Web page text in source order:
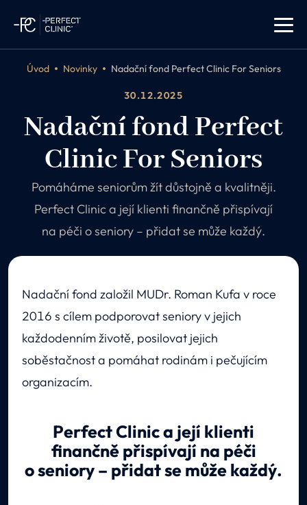
Úvod Novinky Nadační fond Perfect Clinic For Seniors
30.12.2025
Nadační fond Perfect
Clinic For Seniors
Pomáháme seniorům žít důstojně a kvalitněji.
Perfect Clinic a její klienti finančně přispívají
na péči o seniory – přidat se může každý.
Nadační fond založil MUDr. Roman Kufa v roce
2016 s cílem podporovat seniory v jejich
každodenním životě, posilovat jejich
soběstačnost a pomáhat rodinám i pečujícím
organizacím.
Perfect Clinic a její klienti
finančně přispívají na péči
o seniory – přidat se může každý.